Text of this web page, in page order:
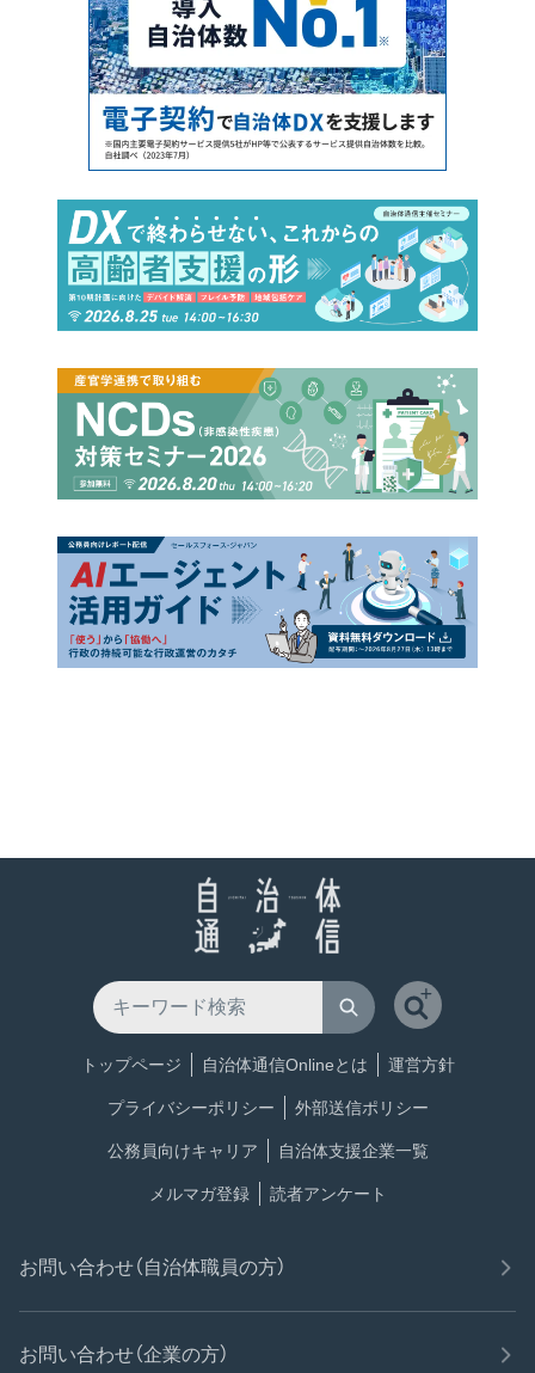
トップページ 自治体通信Onlineとは 運営方針
プライバシーポリシー 外部送信ポリシー
公務員向けキャリア 自治体支援企業一覧
メルマガ登録 読者アンケート
お問い合わせ（自治体職員の方）
お問い合わせ（企業の方）